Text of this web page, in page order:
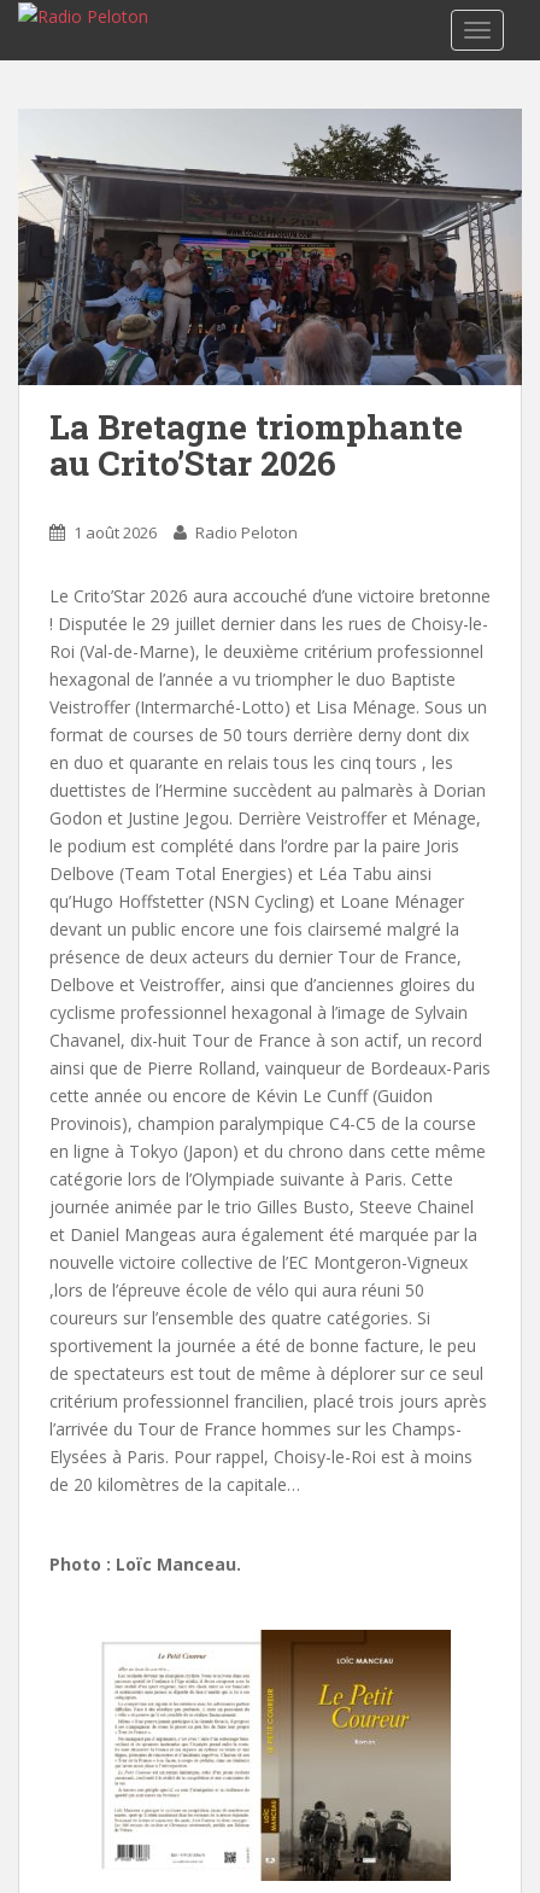
La Bretagne triomphante
au Crito’Star 2026
1 août 2026 Radio Peloton
Le Crito’Star 2026 aura accouché d’une victoire bretonne
! Disputée le 29 juillet dernier dans les rues de Choisy-le-
Roi (Val-de-Marne), le deuxième critérium professionnel
hexagonal de l’année a vu triompher le duo Baptiste
Veistroffer (Intermarché-Lotto) et Lisa Ménage. Sous un
format de courses de 50 tours derrière derny dont dix
en duo et quarante en relais tous les cinq tours , les
duettistes de l’Hermine succèdent au palmarès à Dorian
Godon et Justine Jegou. Derrière Veistroffer et Ménage,
le podium est complété dans l’ordre par la paire Joris
Delbove (Team Total Energies) et Léa Tabu ainsi
qu’Hugo Hoffstetter (NSN Cycling) et Loane Ménager
devant un public encore une fois clairsemé malgré la
présence de deux acteurs du dernier Tour de France,
Delbove et Veistroffer, ainsi que d’anciennes gloires du
cyclisme professionnel hexagonal à l’image de Sylvain
Chavanel, dix-huit Tour de France à son actif, un record
ainsi que de Pierre Rolland, vainqueur de Bordeaux-Paris
cette année ou encore de Kévin Le Cunff (Guidon
Provinois), champion paralympique C4-C5 de la course
en ligne à Tokyo (Japon) et du chrono dans cette même
catégorie lors de l’Olympiade suivante à Paris. Cette
journée animée par le trio Gilles Busto, Steeve Chainel
et Daniel Mangeas aura également été marquée par la
nouvelle victoire collective de l’EC Montgeron-Vigneux
,lors de l’épreuve école de vélo qui aura réuni 50
coureurs sur l’ensemble des quatre catégories. Si
sportivement la journée a été de bonne facture, le peu
de spectateurs est tout de même à déplorer sur ce seul
critérium professionnel francilien, placé trois jours après
l’arrivée du Tour de France hommes sur les Champs-
Elysées à Paris. Pour rappel, Choisy-le-Roi est à moins
de 20 kilomètres de la capitale…
Photo : Loïc Manceau.